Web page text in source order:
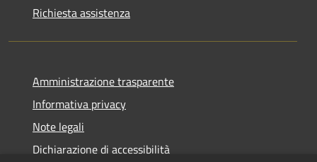
Richiesta assistenza
Amministrazione trasparente
Informativa privacy
Note legali
Dichiarazione di accessibilità